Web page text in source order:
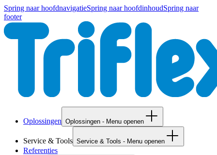
Spring naar hoofdnavigatieSpring naar hoofdinhoudSpring naar
footer
Oplossingen Oplossingen - Menu openen
Service & Tools Service & Tools - Menu openen
Referenties